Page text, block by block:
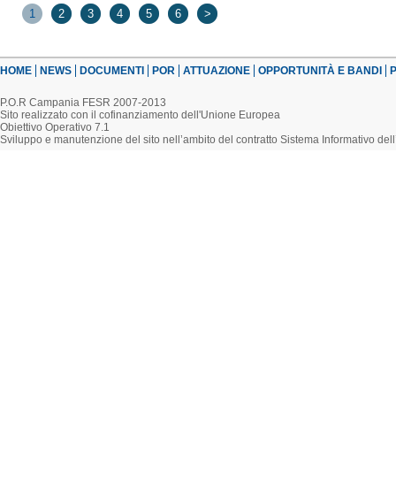
1 2 3 4 5 6 >
HOME NEWS DOCUMENTI POR ATTUAZIONE OPPORTUNITÀ E BANDI
P.O.R Campania FESR 2007-2013
Sito realizzato con il cofinanziamento dell'Unione Europea
Obiettivo Operativo 7.1
Sviluppo e manutenzione del sito nell’ambito del contratto Sistema Informativo